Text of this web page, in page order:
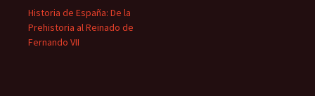
Historia de España: De la
Prehistoria al Reinado de
Fernando VII